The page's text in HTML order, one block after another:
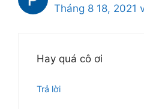
Tháng 8 18, 2021
Hay quá cô ơi
Trả lời